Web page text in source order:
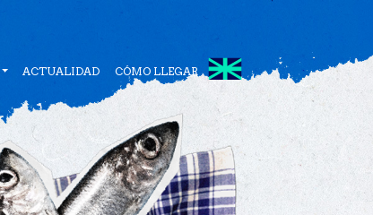
ACTUALIDAD CÓMO LLEGAR